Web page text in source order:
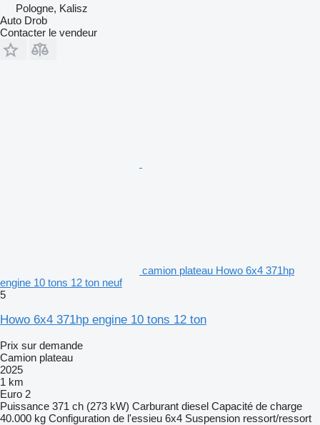
Pologne, Kalisz
Auto Drob
Contacter le vendeur
camion plateau Howo 6x4 371hp
engine 10 tons 12 ton neuf
5
Howo 6x4 371hp engine 10 tons 12 ton
Prix sur demande
Camion plateau
2025
1 km
Euro 2
Puissance 371 ch (273 kW) Carburant diesel Capacité de charge
40.000 kg Configuration de l'essieu 6x4 Suspension ressort/ressort